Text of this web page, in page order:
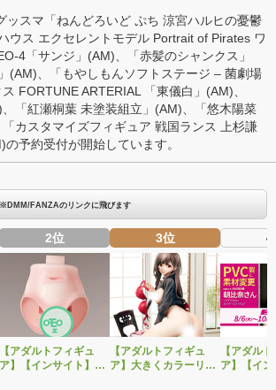
ッスマ 「ねんどろいど ぷち 涼宮ハルヒの憂鬱
ウス エクセレントモデル Portrait of Pirates ワ
4「サンジ 」(AM)、「赤髪のシャンクス 」
」(AM)、「 もやしもんソフトステージ – 菌劇場
FORTUNE ARTERIAL 「東儀白 」(AM)、
、「紅瀬桐葉 未塗装組立 」(AM)、「悠木陽菜
カスタマイズフィギュア 戦国ランス 上杉謙
の予約受付が開始しています。
※DMM/FANZAのリンクに飛びます
2位
【アダルトフィギュ
ア】【インサイト】ベ
3位
【アダルトフィギュ
ア】大きくカラーリン
4
【アダル
ア】【イ